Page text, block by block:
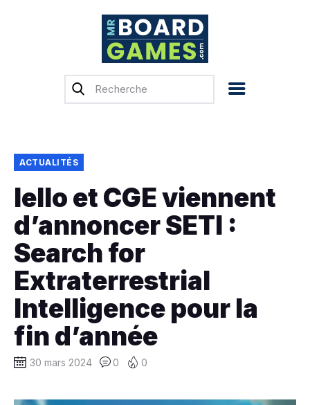
Accueil
Previews
Tops, Conseils &
Guides d’achat
Financement
participatif
Français
ACTUALITÉS
Iello et CGE viennent
d’annoncer SETI :
Search for
Extraterrestrial
Intelligence pour la
fin d’année
30 mars 2024 0 0